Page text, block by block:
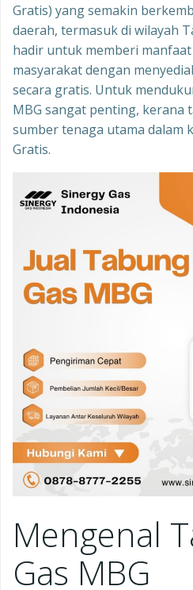
Gratis) yang semakin
daerah, termasuk di wilayah
hadir untuk memberi
masyarakat dengan
secara gratis. Untuk
MBG sangat penting, kerana
sumber tenaga utama dalam
Gratis.
Mengenal
Gas MBG